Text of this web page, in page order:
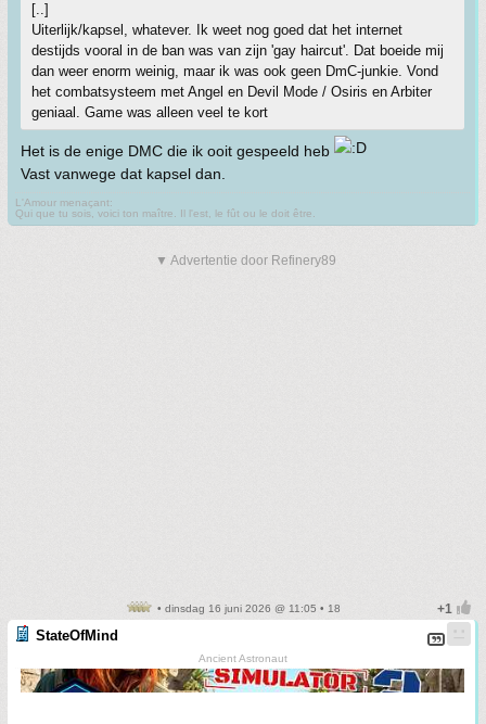
[..]
Uiterlijk/kapsel, whatever. Ik weet nog goed dat het internet
destijds vooral in de ban was van zijn 'gay haircut'. Dat boeide mij
dan weer enorm weinig, maar ik was ook geen DmC-junkie. Vond
het combatsysteem met Angel en Devil Mode / Osiris en Arbiter
geniaal. Game was alleen veel te kort
Het is de enige DMC die ik ooit gespeeld heb
Vast vanwege dat kapsel dan.
L'Amour menaçant:
Qui que tu sois, voici ton maître. Il l'est, le fût ou le doit être.
▼ Advertentie door Refinery89
• dinsdag 16 juni 2026 @ 11:05 • 18
StateOfMind
Ancient Astronaut